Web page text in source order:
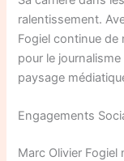
ralentissement.
Fogiel continue
pour le
paysage
Engagements
Marc Olivier Fogiel